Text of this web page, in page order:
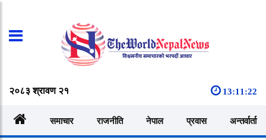
२०८३ श्रावण २१ 13:11:23
समाचार राजनीति नेपाल प्रवास अन्तर्वार्ता